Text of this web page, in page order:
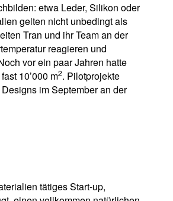
etwa Leder, Silikon oder
gelten nicht unbedingt als
Tran und ihr Team an der
reagieren und
vor ein paar Jahren hatte
10’000 m2. Pilotprojekte
im September an der
tätiges Start-up,